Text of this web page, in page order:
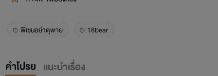
พี่เชนอย่าดุพาย 18bear
คำโปรย แนะนำเรื่อง